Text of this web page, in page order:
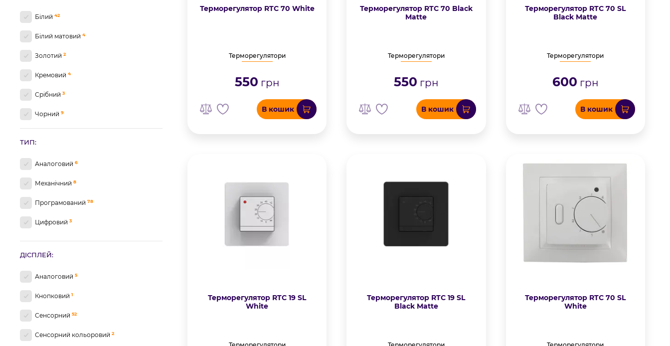
Білий 42
Білий матовий 4
Золотий 2
Кремовий 4
Срібний 3
Чорний 9
ТИП:
Аналоговий 6
Механічний 8
Програмований 78
Цифровий 3
ДІСПЛЕЙ:
Аналоговий 5
Кнопковий 1
Сенсорний 52
Сенсорний кольоровий 2
Терморегулятор RTC 70 White
Терморегулятори
550 грн
В кошик
Терморегулятор RTC 70 Black
Matte
Терморегулятори
550 грн
В кошик
Терморегулятор RTC 70 SL
Black Matte
Терморегулятори
600 грн
В кошик
Терморегулятор RTC 19 SL
White
Терморегулятори
Терморегулятор RTC 19 SL
Black Matte
Терморегулятори
Терморегулятор RTC 70 SL
White
Терморегулятори